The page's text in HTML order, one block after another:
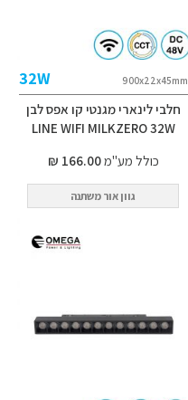
900x22x45mm
32W
חלבי לינארי מגנטי קו אפס לבן
LINE WIFI MILKZERO 32W
כולל מע"מ166.00 ₪
גוון אור משתנה